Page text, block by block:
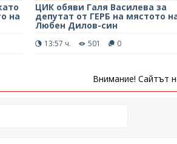
на
ЦИК обяви Галя Василева за
депутат от ГЕРБ на мястото
Любен Дилов-син
13:57 ч. 501 0
Внимание! Сайтът